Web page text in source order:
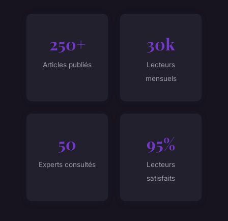
250+
Articles publiés
30k
Lecteurs
mensuels
50
Experts consultés
95%
Lecteurs
satisfaits